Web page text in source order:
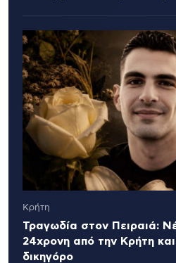
Κρήτη
Τραγωδία στον Πειραιά:
24χρονη από την Κρήτη
δικηγόρο